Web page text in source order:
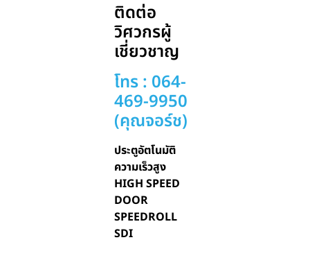
ติดต่อ
วิศวกรผู้
เชี่ยวชาญ
โทร : 064-
469-9950
(คุณจอร์ช)
ประตูอัตโนมัติ
ความเร็วสูง
HIGH SPEED
DOOR
SPEEDROLL
SDI